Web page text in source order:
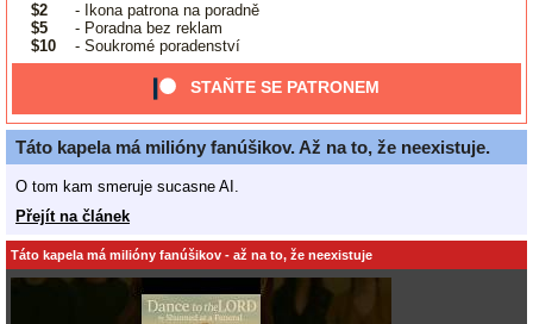
$2
- Ikona patrona na poradně
$5
- Poradna bez reklam
$10
- Soukromé poradenství
STAŇTE SE PATRONEM
Táto kapela má milióny fanúšikov. Až na to, že neexistuje.
O tom kam smeruje sucasne AI.
Přejít na článek
Táto kapela má milióny fanúšikov - až na to, že neexistuje